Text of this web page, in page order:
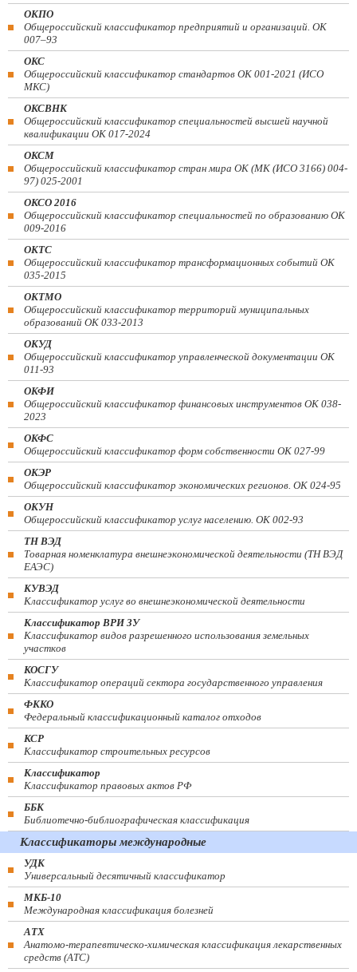
ОКПО
Общероссийский классификатор предприятий и организаций. ОК
007–93
ОКС
Общероссийский классификатор стандартов ОК 001-2021 (ИСО
МКС)
ОКСВНК
Общероссийский классификатор специальностей высшей научной
квалификации ОК 017-2024
ОКСМ
Общероссийский классификатор стран мира ОК (МК (ИСО 3166) 004-
97) 025-2001
ОКСО 2016
Общероссийский классификатор специальностей по образованию ОК
009-2016
ОКТС
Общероссийский классификатор трансформационных событий ОК
035-2015
ОКТМО
Общероссийский классификатор территорий муниципальных
образований ОК 033-2013
ОКУД
Общероссийский классификатор управленческой документации ОК
011-93
ОКФИ
Общероссийский классификатор финансовых инструментов OK 038-
2023
ОКФС
Общероссийский классификатор форм собственности ОК 027-99
ОКЭР
Общероссийский классификатор экономических регионов. ОК 024-95
ОКУН
Общероссийский классификатор услуг населению. ОК 002-93
ТН ВЭД
Товарная номенклатура внешнеэкономической деятельности (ТН ВЭД
ЕАЭС)
КУВЭД
Классификатор услуг во внешнеэкономической деятельности
Классификатор ВРИ ЗУ
Классификатор видов разрешенного использования земельных
участков
КОСГУ
Классификатор операций сектора государственного управления
ФККО
Федеральный классификационный каталог отходов
КСР
Классификатор строительных ресурсов
Классификатор
Классификатор правовых актов РФ
ББК
Библиотечно-библиографическая классификация
Классификаторы международные
УДК
Универсальный десятичный классификатор
МКБ-10
Международная классификация болезней
АТХ
Анатомо-терапевтическо-химическая классификация лекарственных
средств (ATC)